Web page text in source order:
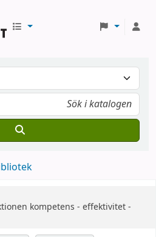
kompetens - effektivitet -